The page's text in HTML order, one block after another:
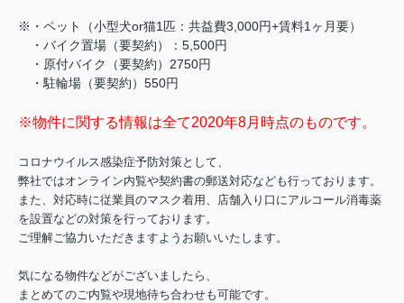
※・ペット（小型犬or猫1匹：共益費3,000円+賃料1ヶ月要）
・バイク置場（要契約）：5,500円
・原付バイク（要契約）2750円
・駐輪場（要契約）550円
※物件に関する情報は全て2020年8月時点のものです。
コロナウイルス感染症予防対策として、
弊社ではオンライン内覧や契約書の郵送対応なども行っております。
また、対応時に従業員のマスク着用、店舗入り口にアルコール消毒薬
を設置などの対策を行っております。
ご理解ご協力いただきますようお願いいたします。
気になる物件などがございましたら、
まとめてのご内覧や現地待ち合わせも可能です。